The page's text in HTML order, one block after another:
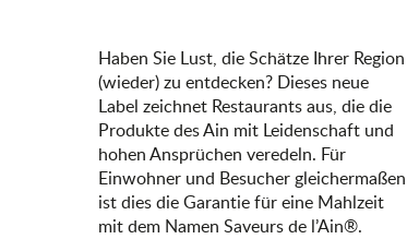
Haben Sie Lust, die Schätze Ihrer Region
(wieder) zu entdecken? Dieses neue
Label zeichnet Restaurants aus, die die
Produkte des Ain mit Leidenschaft und
hohen Ansprüchen veredeln. Für
Einwohner und Besucher gleichermaßen
ist dies die Garantie für eine Mahlzeit
mit dem Namen Saveurs de l’Ain®.